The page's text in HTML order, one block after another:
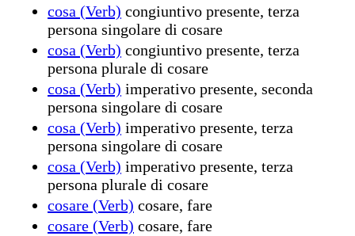
cosa (Verb) congiuntivo presente, terza
persona singolare di cosare
cosa (Verb) congiuntivo presente, terza
persona plurale di cosare
cosa (Verb) imperativo presente, seconda
persona singolare di cosare
cosa (Verb) imperativo presente, terza
persona singolare di cosare
cosa (Verb) imperativo presente, terza
persona plurale di cosare
cosare (Verb) cosare, fare
cosare (Verb) cosare, fare